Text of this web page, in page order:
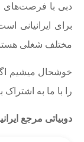
دبی با فرصت‌های
برای ایرانیانی
مختلف شغلی
خوشحال میشیم
را با ما به اشتراک
دوبیاتی مرجع